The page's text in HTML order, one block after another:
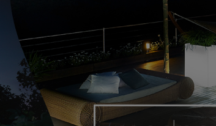
Donice na taras Ozdoby ogrodowe Duże donice